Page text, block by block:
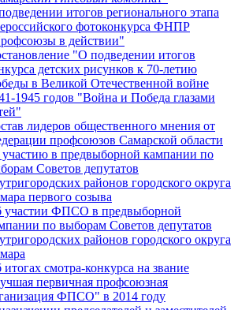
итогов регионального этапа
фотоконкурса ФНПР
в действии"
"О подведении итогов
детских рисунков к 70-летию
в Великой Отечественной войне
1945 годов "Война и Победа глазами
лидеров общественного мнения от
профсоюзов Самарской области
участию в предвыборной кампании по
Советов депутатов
районов городского округа
первого созыва
участии ФПСО в предвыборной
по выборам Советов депутатов
районов городского округа
смотра-конкурса на звание
первичная профсоюзная
ФПСО" в 2014 году